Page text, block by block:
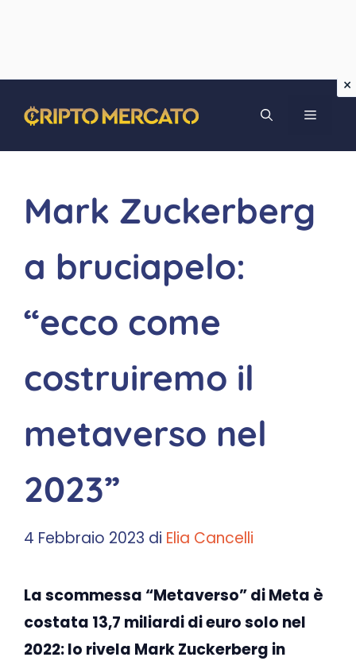
contenuto
MENU
Mark Zuckerberg
a bruciapelo:
“ecco come
costruiremo il
metaverso nel
2023”
4 Febbraio 2023 di Elia Cancelli
La scommessa “Metaverso” di Meta è
costata 13,7 miliardi di euro solo nel
2022: lo rivela Mark Zuckerberg in